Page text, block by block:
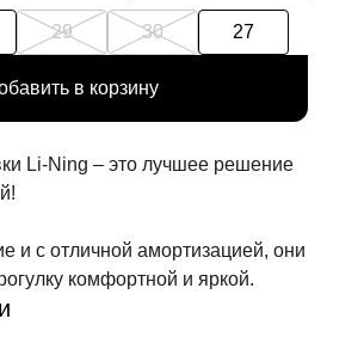
29 30 27
в корзину
Li-Ning – это лучшее решение
и с отличной амортизацией, они
комфортной и яркой.